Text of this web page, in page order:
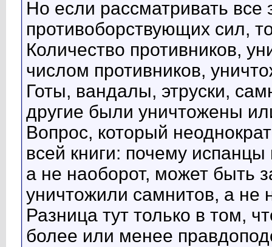
Но если рассматривать все
противоборствующих сил,
Количество противников,
числом противников,
Готы, вандалы, этруски,
другие были уничтожены
Вопрос, который
всей книги: почему
а не наоборот, может быть
уничтожили самнитов, а не
Разница тут только в том,
более или менее